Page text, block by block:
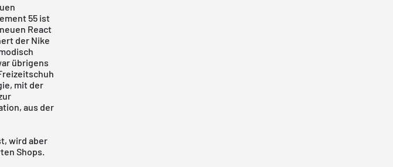
55 ist
React
der Nike
übrigens
mit der
aus der
wird aber
Shops.